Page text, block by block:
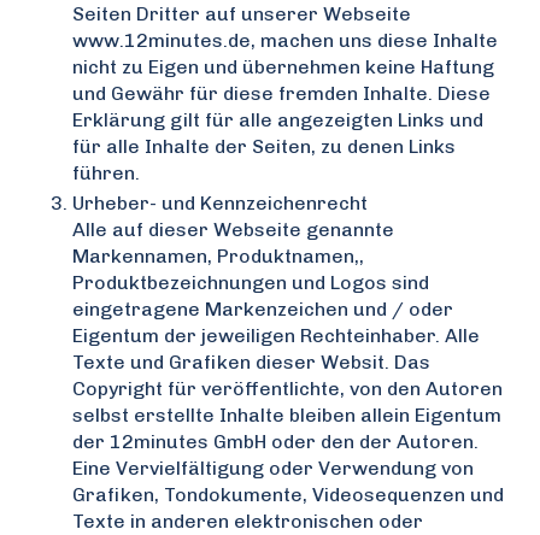
Seiten Dritter auf unserer Webseite
www.12minutes.de, machen uns diese Inhalte
nicht zu Eigen und übernehmen keine Haftung
und Gewähr für diese fremden Inhalte. Diese
Erklärung gilt für alle angezeigten Links und
für alle Inhalte der Seiten, zu denen Links
führen.
Urheber- und Kennzeichenrecht
Alle auf dieser Webseite genannte
Markennamen, Produktnamen,,
Produktbezeichnungen und Logos sind
eingetragene Markenzeichen und / oder
Eigentum der jeweiligen Rechteinhaber. Alle
Texte und Grafiken dieser Websit. Das
Copyright für veröffentlichte, von den Autoren
selbst erstellte Inhalte bleiben allein Eigentum
der 12minutes GmbH oder den der Autoren.
Eine Vervielfältigung oder Verwendung von
Grafiken, Tondokumente, Videosequenzen und
Texte in anderen elektronischen oder